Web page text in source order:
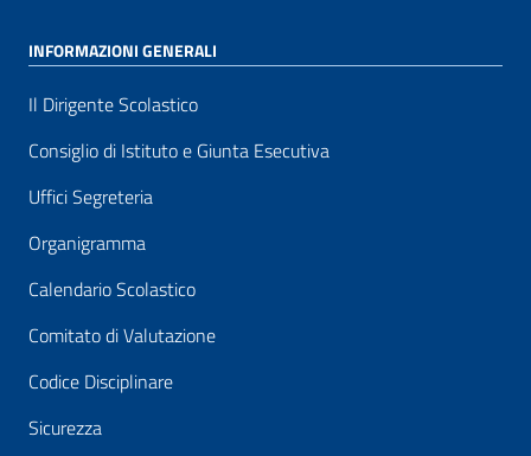
INFORMAZIONI GENERALI
Il Dirigente Scolastico
Consiglio di Istituto e Giunta Esecutiva
Uffici Segreteria
Organigramma
Calendario Scolastico
Comitato di Valutazione
Codice Disciplinare
Sicurezza